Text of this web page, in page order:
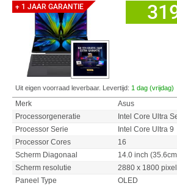
+ 1 JAAR GARANTIE
Uit eigen voorraad leverbaar. Levertijd: 1 dag (vrijdag)
Merk
Asus
Processorgeneratie
Intel Core Ultra
Processor Serie
Intel Core Ultra 9
Processor Cores
16
Scherm Diagonaal
14.0 inch
Scherm resolutie
2880 x 1800
Paneel Type
OLED